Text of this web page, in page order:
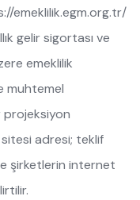
emeklilik.egm.org.tr/
gelir sigortası ve
emeklilik
muhtemel
projeksiyon
sitesi adresi; teklif
şirketlerin internet